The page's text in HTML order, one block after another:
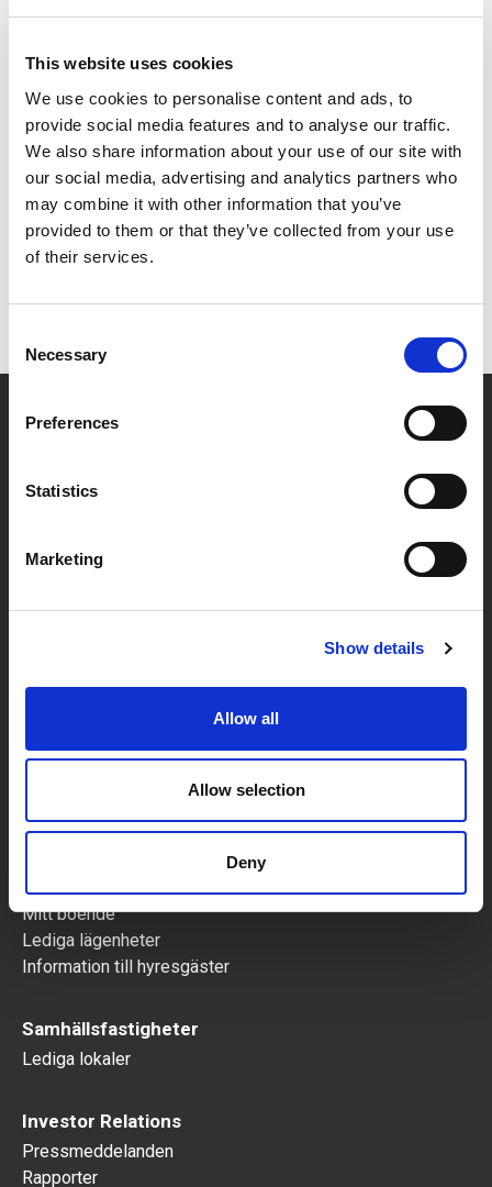
This website uses cookies
We use cookies to personalise content and ads, to
provide social media features and to analyse our traffic.
We also share information about your use of our site with
our social media, advertising and analytics partners who
may combine it with other information that you’ve
provided to them or that they’ve collected from your use
of their services.
Selection
Necessary
Preferences
Statistics
Marketing
Show details
Allow all
Allow selection
Deny
För att göra en felanmälan kan du göra detta under:
jour/felanmalan-jour
Kontaktuppgifter finner du under:
www.mofastab.se/kontakt
Om du har generella frågor eller inte lyckas hitta den
information du söker är du välkommen att maila oss på
post@mofastab.se
Med vänlig hälsning, IvarBo & Mofast.
Om oss
Lediga lokaler
Blanketter
Mitt boende
Lediga lägenheter
Information till hyresgäster
Samhällsfastigheter
Lediga lokaler
Investor Relations
Pressmeddelanden
Rapporter